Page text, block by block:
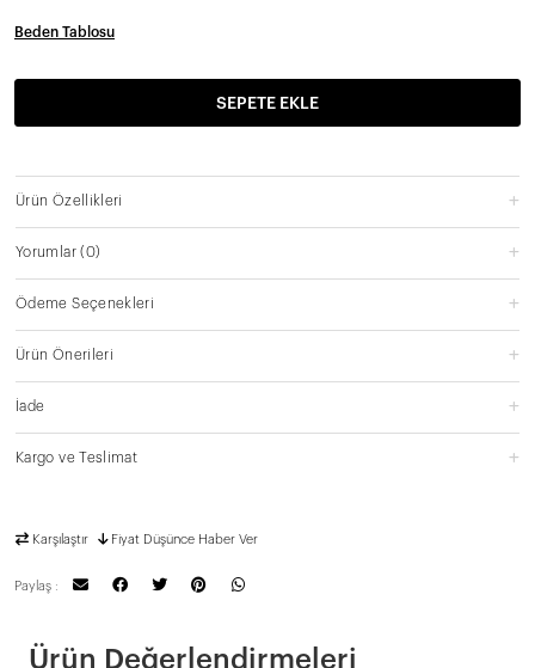
Beden Tablosu
SEPETE EKLE
Ürün Özellikleri
Yorumlar(0)
Ödeme Seçenekleri
Ürün Önerileri
İade
Kargo ve Teslimat
Karşılaştır Fiyat Düşünce Haber Ver
Paylaş :
Ürün Değerlendirmeleri